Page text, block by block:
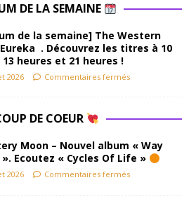
DE LA SEMAINE
de la semaine] The Western
. Découvrez les titres à 10
13 heures et 21 heures !
2026 Commentaires fermés
DE COEUR
Moon – Nouvel album « Way
». Ecoutez « Cycles Of Life »
2026 Commentaires fermés